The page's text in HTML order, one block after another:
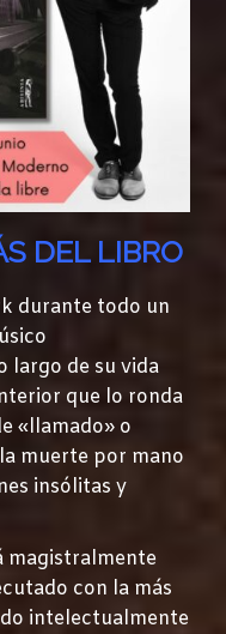
DEL LIBRO
durante todo un
largo de su vida
que lo ronda
«llamado» o
muerte por mano
insólitas y
magistralmente
con la más
intelectualmente